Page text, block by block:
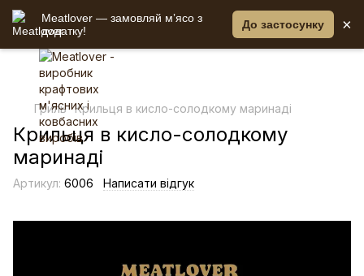
Meatlover — замовляй мʼясо з
додатку!
До застосунку ×
Гриль Крильця в кисло-солодкому маринаді
Крильця в кисло-солодкому
маринаді
Артикул: 6006 Написати відгук